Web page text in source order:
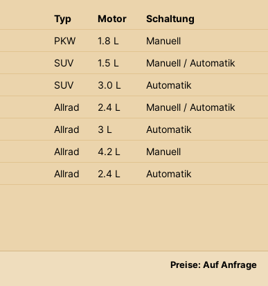
Typ Motor
Schaltung
PKW 1.8 L
Manuell
SUV 1.5 L
Manuell / Automatik
SUV 3.0 L
Automatik
Allrad 2.4 L
Manuell / Automatik
Allrad 3 L
Automatik
Allrad 4.2 L
Manuell
Allrad 2.4 L Automatik
Preise: Auf Anfrage